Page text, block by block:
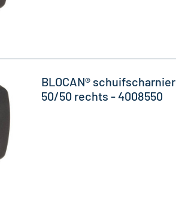
BLOCAN® schuifscharnier
50/50 rechts - 4008550